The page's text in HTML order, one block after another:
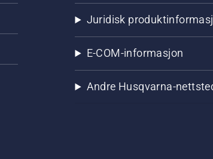
Juridisk
E-COM-informasjon
Andre Husqvarna-